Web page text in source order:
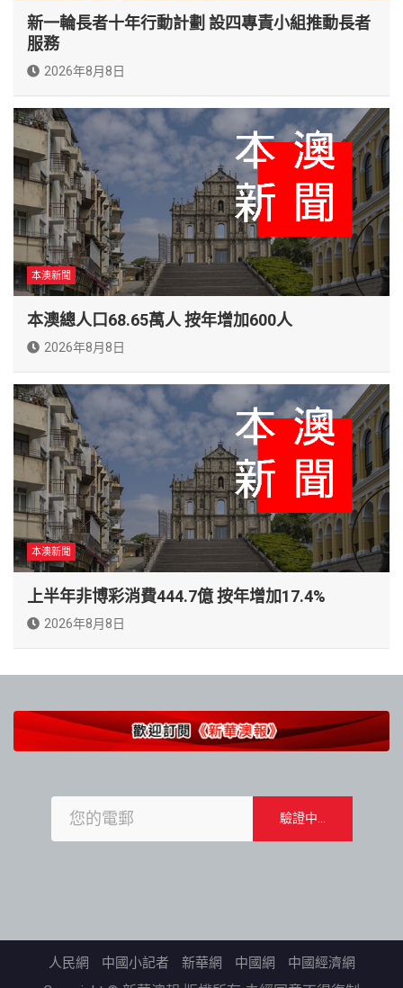
新一輪長者十年行動計劃 設四專責小組推動長者
服務
2026年8月8日
本澳新聞
本澳總人口68.65萬人 按年增加600人
2026年8月8日
本澳新聞
上半年非博彩消費444.7億 按年增加17.4%
2026年8月8日
人民網 中國小記者 新華網 中國網 中國經濟網